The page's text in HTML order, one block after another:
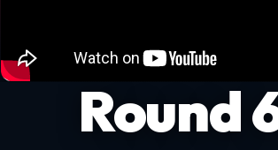
Round